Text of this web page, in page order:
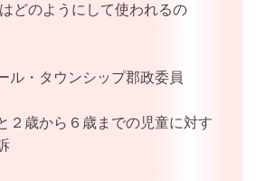
どのようにして使われるの
・タウンシップ郡政委員
２歳から６歳までの児童に対す